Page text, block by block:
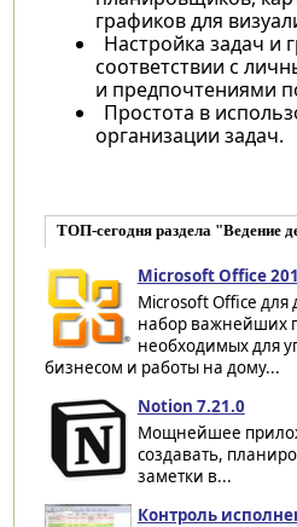
графиков для
Настройка задач и
соответствии с
и предпочтениями
Простота в
организации задач.
ТОП-сегодня раздела "Ведение
Microsoft Office
Microsoft Office для
набор важнейших
необходимых для
бизнесом и работы на дому...
Notion 7.21.0
Мощнейшее
создавать,
заметки в...
Контроль